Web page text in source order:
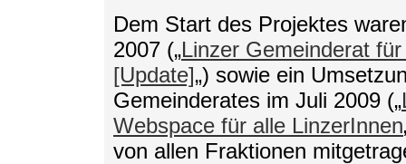
Dem Start des Projektes
2007 („Linzer Gemeinderat
[Update]„) sowie ein
Gemeinderates im Juli 2009 („
Webspace für alle LinzerInnen
von allen Fraktionen